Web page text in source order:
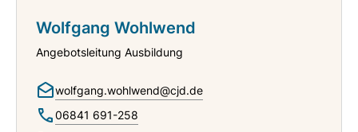
Wolfgang Wohlwend
Angebotsleitung Ausbildung
wolfgang.wohlwend@cjd.de
06841 691-258